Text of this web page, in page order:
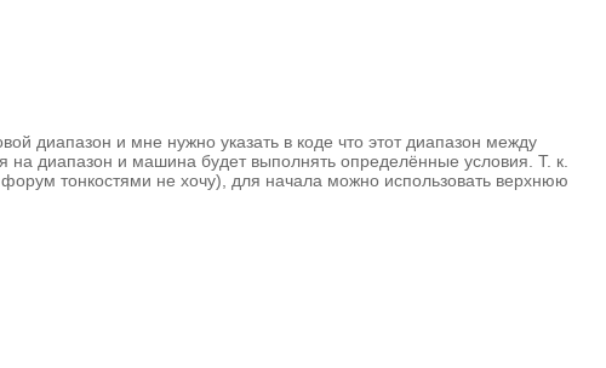
диапазон и мне нужно указать в коде что этот диапазон между
на диапазон и машина будет выполнять определённые условия. Т. к.
тонкостями не хочу), для начала можно использовать верхнюю